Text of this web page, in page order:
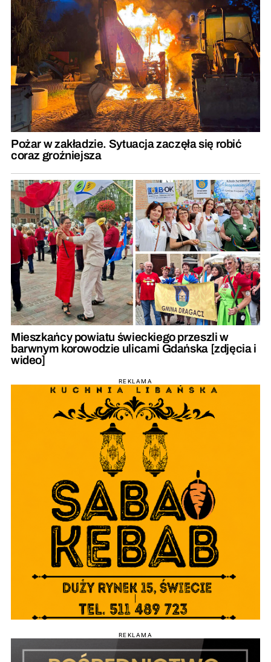
Pożar w zakładzie. Sytuacja zaczęła się robić
coraz groźniejsza
Mieszkańcy powiatu świeckiego przeszli w
barwnym korowodzie ulicami Gdańska [zdjęcia i
wideo]
REKLAMA
REKLAMA